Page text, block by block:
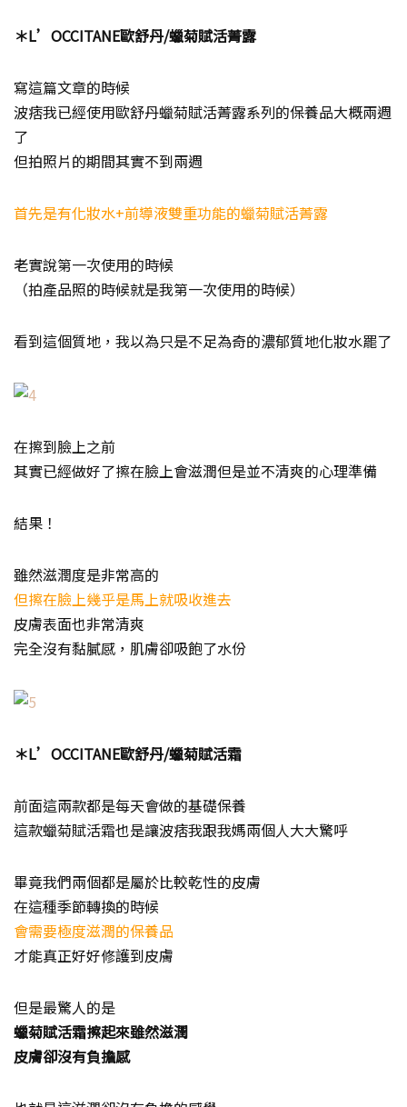
＊L’OCCITANE歐舒丹/蠟菊賦活菁露
寫這篇文章的時候
波痞我已經使用歐舒丹蠟菊賦活菁露系列的保養品大概兩週
了
但拍照片的期間其實不到兩週
首先是有化妝水+前導液雙重功能的蠟菊賦活菁露
老實說第一次使用的時候
（拍產品照的時候就是我第一次使用的時候）
看到這個質地，我以為只是不足為奇的濃郁質地化妝水罷了
在擦到臉上之前
其實已經做好了擦在臉上會滋潤但是並不清爽的心理準備
結果！
雖然滋潤度是非常高的
但擦在臉上幾乎是馬上就吸收進去
皮膚表面也非常清爽
完全沒有黏膩感，肌膚卻吸飽了水份
＊L’OCCITANE歐舒丹/蠟菊賦活霜
前面這兩款都是每天會做的基礎保養
這款蠟菊賦活霜也是讓波痞我跟我媽兩個人大大驚呼
畢竟我們兩個都是屬於比較乾性的皮膚
在這種季節轉換的時候
會需要極度滋潤的保養品
才能真正好好修護到皮膚
但是最驚人的是
蠟菊賦活霜擦起來雖然滋潤
皮膚卻沒有負擔感